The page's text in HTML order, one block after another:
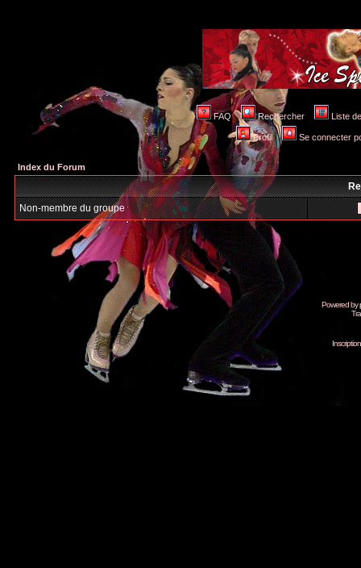
FAQ Rechercher Liste
Profil Se connecter
Index du Forum
Non-membre du groupe
Powered by